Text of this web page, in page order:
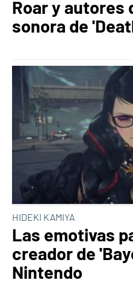
Roar y autores
sonora de
HIDEKI KAMIYA
Las emotivas
creador de
Nintendo